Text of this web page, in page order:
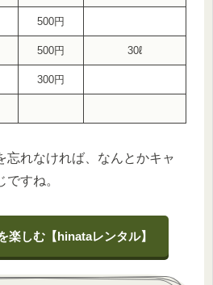
500円
500円 30ℓ
300円
忘れなければ、なんとかキャ
すね。
楽しむ【hinataレンタル】